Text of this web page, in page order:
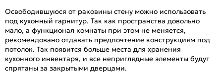
Освободившуюся от раковины стену можно использовать
под кухонный гарнитур. Так как пространства довольно
мало, а функционал комнаты при этом не меняется,
рекомендовано отдавать предпочтение конструкциям под
потолок. Так появится больше места для хранения
кухонного инвентаря, и все неприглядные элементы будут
спрятаны за закрытыми дверцами.